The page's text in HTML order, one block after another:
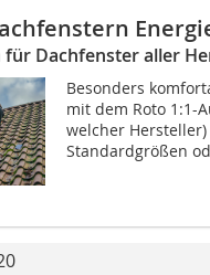
für Dachfenster aller
Besonders
mit dem Roto 1:1-
welcher
Standardgrößen